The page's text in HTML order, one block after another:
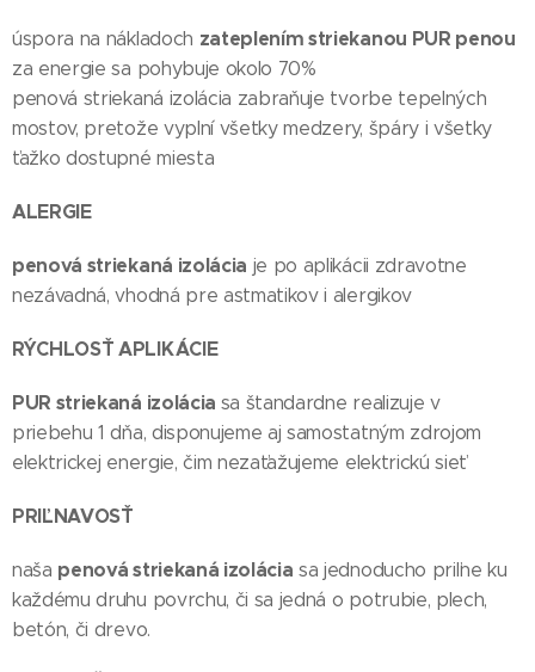
úspora na nákladoch zateplením striekanou PUR penou
za energie sa pohybuje okolo 70%
penová striekaná izolácia zabraňuje tvorbe tepelných
mostov, pretože vyplní všetky medzery, špáry i všetky
ťažko dostupné miesta
ALERGIE
penová striekaná izolácia je po aplikácii zdravotne
nezávadná, vhodná pre astmatikov i alergikov
RÝCHLOSŤ APLIKÁCIE
PUR striekaná izolácia sa štandardne realizuje v
priebehu 1 dňa, disponujeme aj samostatným zdrojom
elektrickej energie, čim nezaťažujeme elektrickú sieť
PRIĽNAVOSŤ
naša penová striekaná izolácia sa jednoducho priľne ku
každému druhu povrchu, či sa jedná o potrubie, plech,
betón, či drevo.